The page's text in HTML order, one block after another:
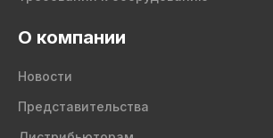
О компании
Новости
Представительства